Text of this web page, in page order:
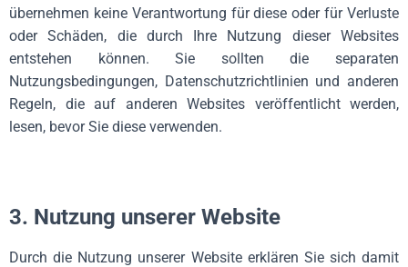
übernehmen keine Verantwortung für diese oder für Verluste
oder Schäden, die durch Ihre Nutzung dieser Websites
entstehen können. Sie sollten die separaten
Nutzungsbedingungen, Datenschutzrichtlinien und anderen
Regeln, die auf anderen Websites veröffentlicht werden,
lesen, bevor Sie diese verwenden.
3. Nutzung unserer Website
Durch die Nutzung unserer Website erklären Sie sich damit